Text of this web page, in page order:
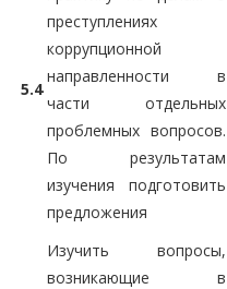
5.4
преступлениях
коррупционной
направленности в
части отдельных
проблемных вопросов.
По результатам
изучения подготовить
предложения
Изучить вопросы,
возникающие в